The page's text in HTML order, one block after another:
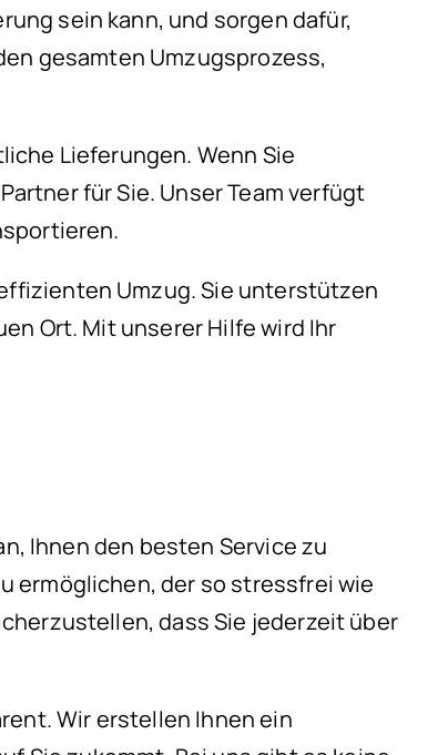
sein kann, und sorgen dafür,
gesamten Umzugsprozess,
Lieferungen. Wenn Sie
für Sie. Unser Team verfügt
Umzug. Sie unterstützen
Ort. Mit unserer Hilfe wird Ihr
Ihnen den besten Service zu
ermöglichen, der so stressfrei wie
dass Sie jederzeit über
Wir erstellen Ihnen ein